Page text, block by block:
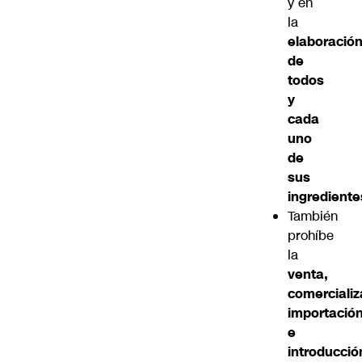
la
elaboración
de
todos
y
cada
uno
de
sus
También
prohíbe
la
venta,
e